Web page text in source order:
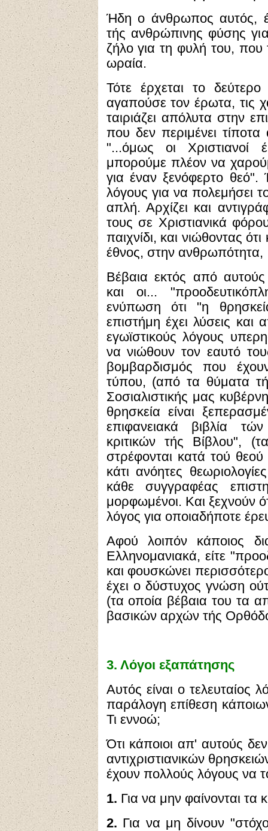
Ήδη ο άνθρωπος αυτός,
τής ανθρώπινης φύσης
ζήλο για τη φυλή του, που
ωραία.
Τότε έρχεται το
αγαπούσε τον έρωτα, τις
ταιριάζει απόλυτα στην
που δεν περιμένει
"...όμως οι Χριστιανοί
μπορούμε πλέον να
για έναν ξενόφερτο θεό".
λόγους για να πολεμήσει
απλή. Αρχίζει και
τους σε Χριστιανικά
παιχνίδι, και νιώθοντας
έθνος, στην ανθρωπότητα,
Βέβαια εκτός από
και οι...
ενύπωση ότι "η
επιστήμη έχει λύσεις και
εγωϊστικούς λόγους
να νιώθουν τον εαυτό
βομβαρδισμός που
τύπου, (από τα θύματα
Σοσιαλιστικής μας
θρησκεία είναι
επιφανειακά βιβλία
κριτικών τής Βίβλου",
στρέφονται κατά τού
κάτι ανόητες
κάθε συγγραφέας
μορφωμένοι. Και ξεχνούν
λόγος για οποιαδήποτε
Αφού λοιπόν κάποιος
Ελληνομανιακά, είτε
και φουσκώνει
έχει ο δύστυχος γνώση
(τα οποία βέβαια του τα
βασικών αρχών τής
3. Λόγοι εξαπάτησης
Αυτός είναι ο
παράλογη επίθεση
Τι εννοώ;
Ότι κάποιοι απ' αυτούς δεν
αντιχριστιανικών
έχουν πολλούς λόγους να
1. Για να μην φαίνονται τα
2. Για να μη δίνουν